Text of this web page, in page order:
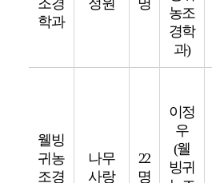
학과
농조
경학
과)
웰빙
귀농
조경
나무
사랑
22
명
이정
우
(웰
빙귀